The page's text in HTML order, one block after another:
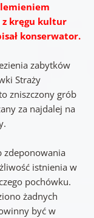
z kręgu kultur
konserwator.
zabytków
Straży
zniszczony grób
za najdalej na
zdeponowania
istnienia w
pochówku.
żadnych
być w